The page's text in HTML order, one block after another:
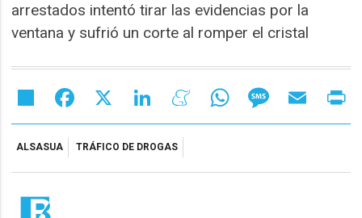
arrestados intentó tirar las evidencias por la
ventana y sufrió un corte al romper el cristal
Share Facebook LinkedIn MeneameWhatsAppMessageEmail
ALSASUA TRÁFICO DE DROGAS